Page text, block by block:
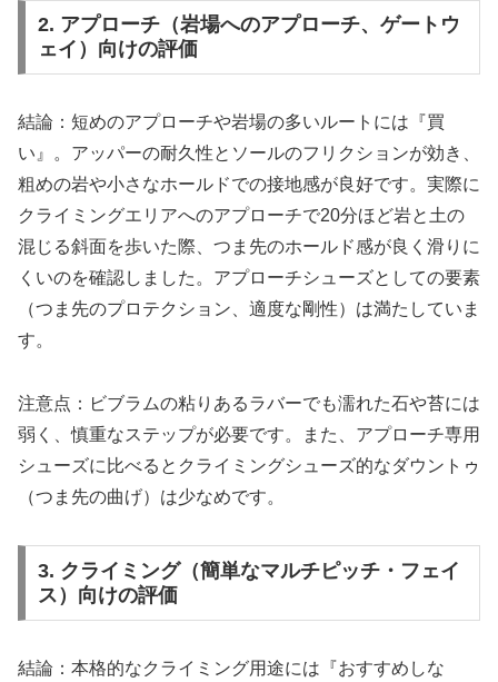
2. アプローチ（岩場へのアプローチ、ゲートウ
ェイ）向けの評価
結論：短めのアプローチや岩場の多いルートには『買
い』。アッパーの耐久性とソールのフリクションが効き、
粗めの岩や小さなホールドでの接地感が良好です。実際に
クライミングエリアへのアプローチで20分ほど岩と土の
混じる斜面を歩いた際、つま先のホールド感が良く滑りに
くいのを確認しました。アプローチシューズとしての要素
（つま先のプロテクション、適度な剛性）は満たしていま
す。
注意点：ビブラムの粘りあるラバーでも濡れた石や苔には
弱く、慎重なステップが必要です。また、アプローチ専用
シューズに比べるとクライミングシューズ的なダウントゥ
（つま先の曲げ）は少なめです。
3. クライミング（簡単なマルチピッチ・フェイ
ス）向けの評価
結論：本格的なクライミング用途には『おすすめしな